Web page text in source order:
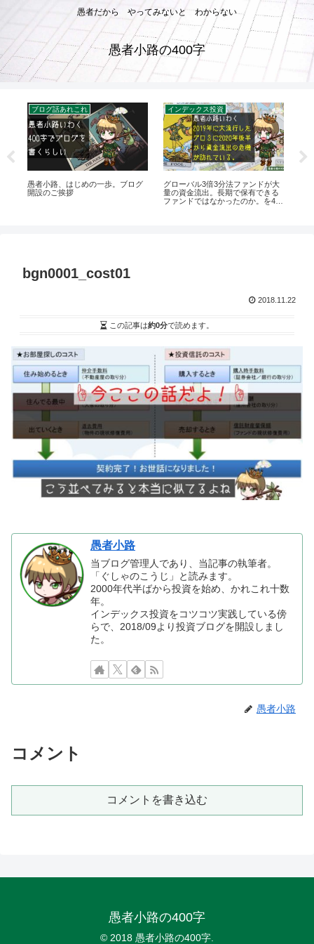
愚者だから やってみないと わからない
愚者小路の400字
ブログ話あれこれ
愚者小路、はじめの一歩。ブログ
開設のご挨拶
インデックス投資
グローバル3倍3分法ファンドが大
量の資金流出。長期で保有できる
ファンドではなかったのか。を400
bgn0001_cost01
2018.11.22
この記事は約0分で読めます。
愚者小路
当ブログ管理人であり、当記事の執筆者。
「ぐしゃのこうじ」と読みます。
2000年代半ばから投資を始め、かれこれ十数
年。
インデックス投資をコツコツ実践している傍
らで、2018/09より投資ブログを開設しまし
た。
愚者小路
コメント
コメントを書き込む
愚者小路の400字
© 2018 愚者小路の400字.